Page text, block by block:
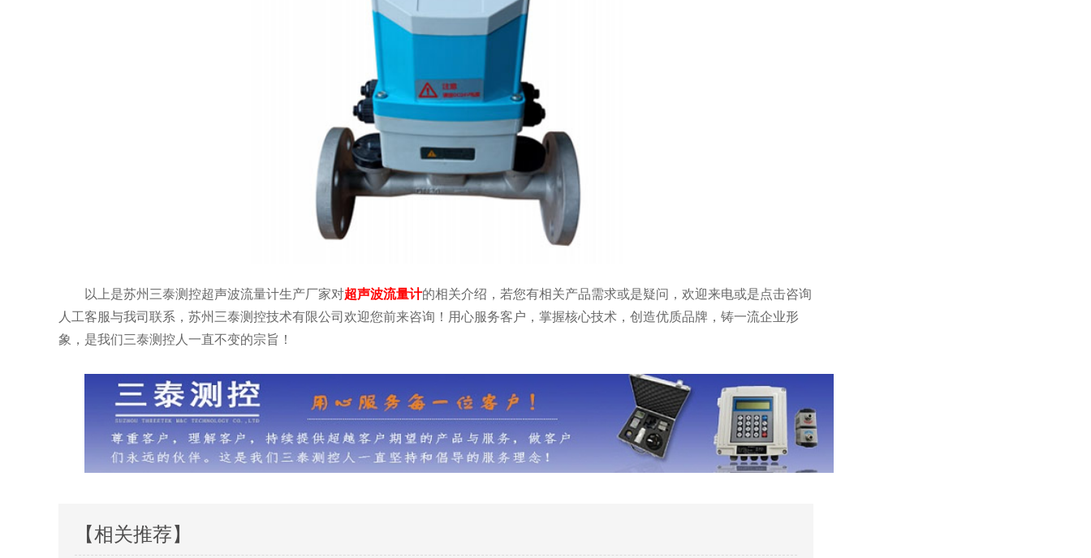
以上是苏州三泰测控超声波流量计生产厂家对超声波流量计的相关介绍，若您有相关产品需求或是疑问，欢迎来电或是点击咨询
人工客服与我司联系，苏州三泰测控技术有限公司欢迎您前来咨询！用心服务客户，掌握核心技术，创造优质品牌，铸一流企业形
象，是我们三泰测控人一直不变的宗旨！
【相关推荐】